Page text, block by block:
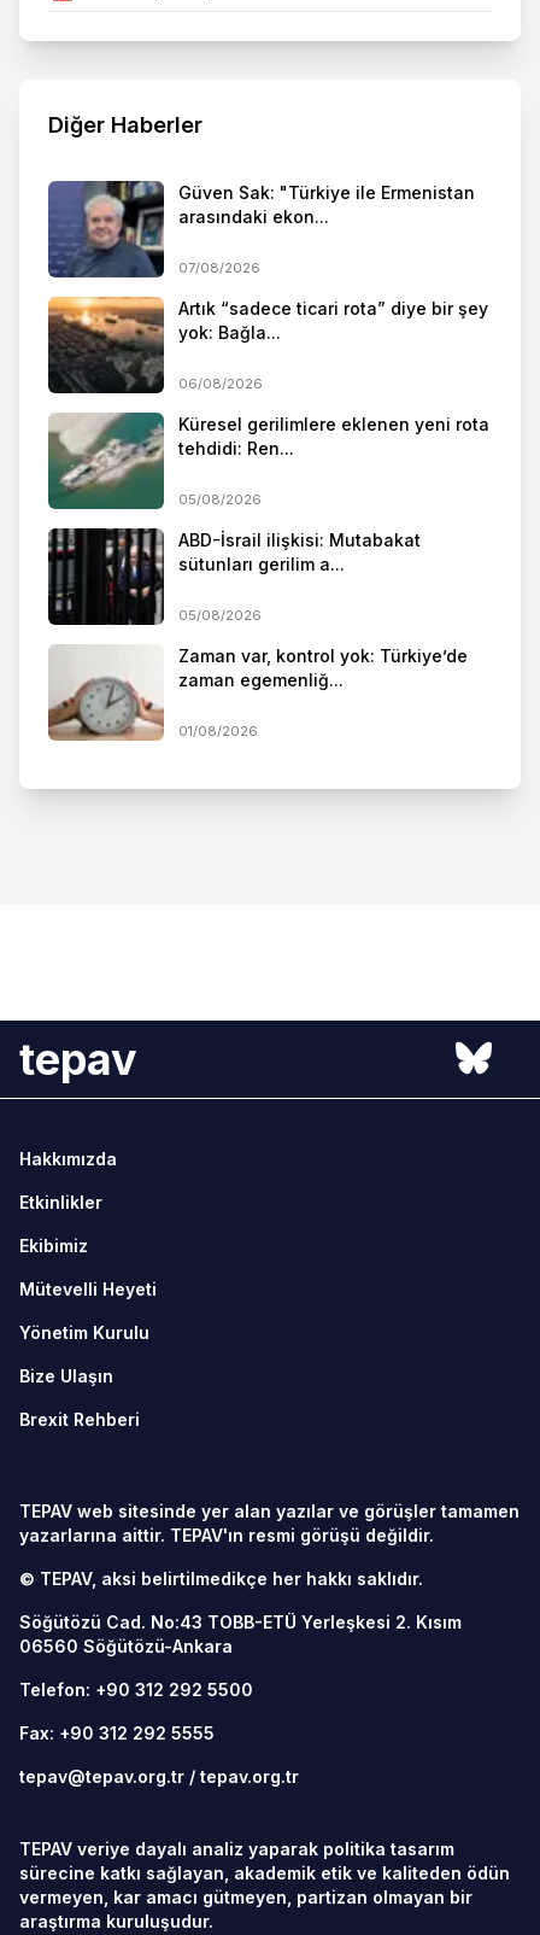
Diğer Haberler
Güven Sak: "Türkiye ile Ermenistan
arasındaki ekon...
07/08/2026
Artık “sadece ticari rota” diye bir şey
yok: Bağla...
06/08/2026
Küresel gerilimlere eklenen yeni rota
tehdidi: Ren...
05/08/2026
ABD-İsrail ilişkisi: Mutabakat
sütunları gerilim a...
05/08/2026
Zaman var, kontrol yok: Türkiye’de
zaman egemenliğ...
01/08/2026
tepav
Hakkımızda
Etkinlikler
Ekibimiz
Mütevelli Heyeti
Yönetim Kurulu
Bize Ulaşın
Brexit Rehberi
TEPAV web sitesinde yer alan yazılar ve görüşler tamamen
yazarlarına aittir. TEPAV'ın resmi görüşü değildir.
© TEPAV, aksi belirtilmedikçe her hakkı saklıdır.
Söğütözü Cad. No:43 TOBB-ETÜ Yerleşkesi 2. Kısım
06560 Söğütözü-Ankara
Telefon: +90 312 292 5500
Fax: +90 312 292 5555
tepav@tepav.org.tr / tepav.org.tr
TEPAV veriye dayalı analiz yaparak politika tasarım
sürecine katkı sağlayan, akademik etik ve kaliteden ödün
vermeyen, kar amacı gütmeyen, partizan olmayan bir
araştırma kuruluşudur.